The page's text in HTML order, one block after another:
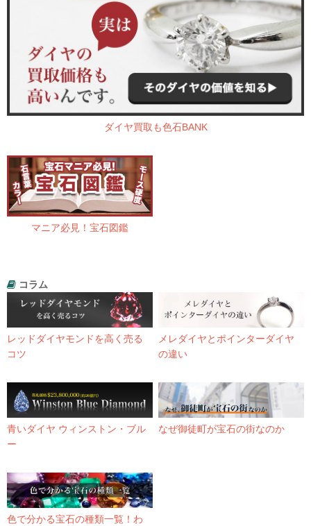
ダイヤ買取も色石BANK
マニア必見！宝石図鑑
コラム
レッドダイヤモンドを高く売る
コツ
メレダイヤとポインターダイヤ
の違い
青いダイヤ ウィンストン・ブル
ー
なぜ御徒町が宝石の街なのか
色で分かる宝石の種類一覧！わ